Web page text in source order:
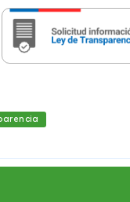
Estas páginas